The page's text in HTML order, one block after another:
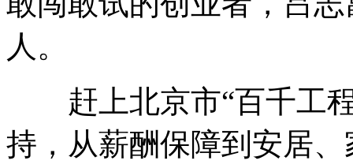
人。
赶上北京市“百千工程
持，从薪酬保障到安居